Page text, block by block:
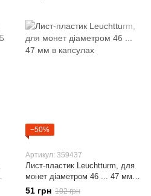
−50%
Артикул: 359437
Лист-пластик Leuchtturm, для
монет діаметром 46 ... 47 мм в
капсулах
51 грн 102 грн